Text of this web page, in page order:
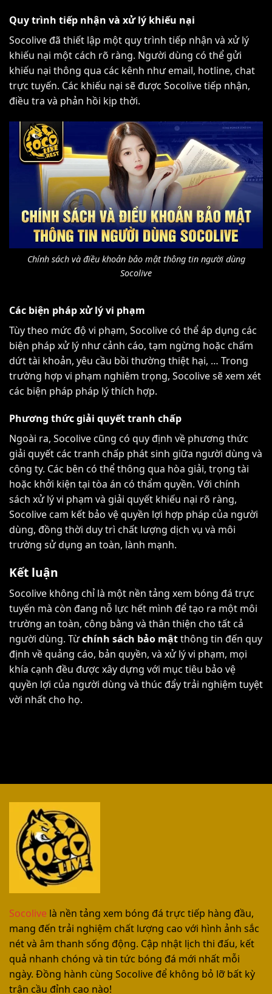
Quy trình tiếp nhận và xử lý khiếu nại
Socolive đã thiết lập một quy trình tiếp nhận và xử lý
khiếu nại một cách rõ ràng. Người dùng có thể gửi
khiếu nại thông qua các kênh như email, hotline, chat
trực tuyến. Các khiếu nại sẽ được Socolive tiếp nhận,
điều tra và phản hồi kịp thời.
Chính sách và điều khoản bảo mật thông tin người dùng
Socolive
Các biện pháp xử lý vi phạm
Tùy theo mức độ vi phạm, Socolive có thể áp dụng các
biện pháp xử lý như cảnh cáo, tạm ngừng hoặc chấm
dứt tài khoản, yêu cầu bồi thường thiệt hại, … Trong
trường hợp vi phạm nghiêm trọng, Socolive sẽ xem xét
các biện pháp pháp lý thích hợp.
Phương thức giải quyết tranh chấp
Ngoài ra, Socolive cũng có quy định về phương thức
giải quyết các tranh chấp phát sinh giữa người dùng và
công ty. Các bên có thể thông qua hòa giải, trọng tài
hoặc khởi kiện tại tòa án có thẩm quyền. Với chính
sách xử lý vi phạm và giải quyết khiếu nại rõ ràng,
Socolive cam kết bảo vệ quyền lợi hợp pháp của người
dùng, đồng thời duy trì chất lượng dịch vụ và môi
trường sử dụng an toàn, lành mạnh.
Kết luận
Socolive không chỉ là một nền tảng xem bóng đá trực
tuyến mà còn đang nỗ lực hết mình để tạo ra một môi
trường an toàn, công bằng và thân thiện cho tất cả
người dùng. Từchính sách bảo mậtthông tin đến quy
định về quảng cáo, bản quyền, và xử lý vi phạm, mọi
khía cạnh đều được xây dựng với mục tiêu bảo vệ
quyền lợi của người dùng và thúc đẩy trải nghiệm tuyệt
vời nhất cho họ.
Socolive là nền tảng xem bóng đá trực tiếp hàng đầu,
mang đến trải nghiệm chất lượng cao với hình ảnh sắc
nét và âm thanh sống động. Cập nhật lịch thi đấu, kết
quả nhanh chóng và tin tức bóng đá mới nhất mỗi
ngày. Đồng hành cùng Socolive để không bỏ lỡ bất kỳ
trận cầu đỉnh cao nào!